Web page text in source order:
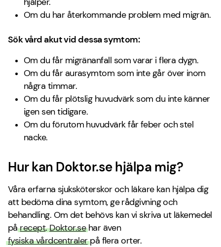
Om du har återkommande problem med migrän.
Sök vård akut vid dessa symtom:
Om du får migränanfall som varar i flera dygn.
Om du får aurasymtom som inte går över inom
några timmar.
Om du får plötslig huvudvärk som du inte känner
igen sen tidigare.
Om du förutom huvudvärk får feber och stel
nacke.
Hur kan Doktor.se hjälpa mig?
Våra erfarna sjuksköterskor och läkare kan hjälpa dig
att bedöma dina symtom, ge rådgivning och
behandling. Om det behövs kan vi skriva ut läkemedel
pårecept.Doktor.sehar även
fysiska vårdcentralerpå flera orter.